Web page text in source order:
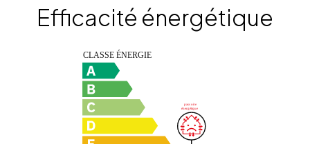
Efficacité énergétique